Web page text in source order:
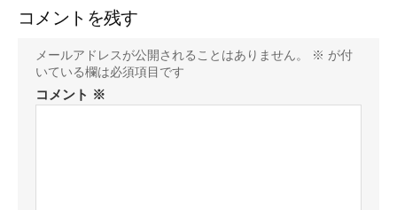
コメントを残す
メールアドレスが公開されることはありません。 ※ が付
いている欄は必須項目です
コメント ※